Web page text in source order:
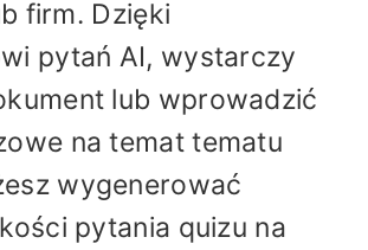
firm. Dzięki
pytań AI, wystarczy
lub wprowadzić
na temat tematu
wygenerować
pytania quizu na